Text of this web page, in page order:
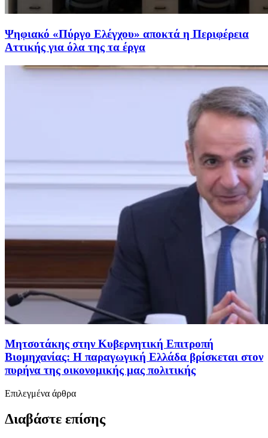
Ψηφιακό «Πύργο Ελέγχου» αποκτά η Περιφέρεια
Αττικής για όλα της τα έργα
Μητσοτάκης στην Κυβερνητική Επιτροπή
Βιομηχανίας: Η παραγωγική Ελλάδα βρίσκεται στον
πυρήνα της οικονομικής μας πολιτικής
Επιλεγμένα άρθρα
Διαβάστε επίσης